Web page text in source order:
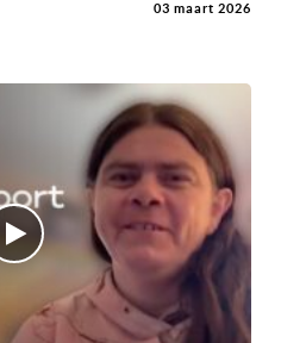
03 maart 2026